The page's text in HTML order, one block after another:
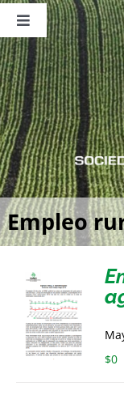
Saltar
contenido
Toggle
Navigation
Nosotros
Publicaciones
Sala de Prensa
Eventos
Empleo
$0